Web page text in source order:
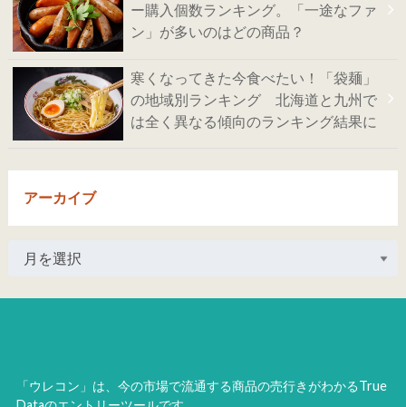
ー購入個数ランキング。「一途なファ
ン」が多いのはどの商品？
寒くなってきた今食べたい！「袋麺」
の地域別ランキング 北海道と九州で
は全く異なる傾向のランキング結果に
アーカイブ
「ウレコン」は、今の市場で流通する商品の売行きがわかるTrue